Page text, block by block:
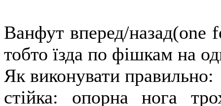
Ванфут вперед/
тобто їзда по фішкам на
Як виконувати правильно:
стійка: опорна нога